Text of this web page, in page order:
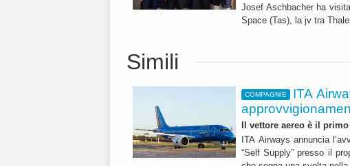
Josef Aschbacher ha
Space (Tas), la jv tra
Simili
COMPAGNIE
ITA
Il vettore aereo è il
ITA Airways annuncia
“Self Supply” presso il